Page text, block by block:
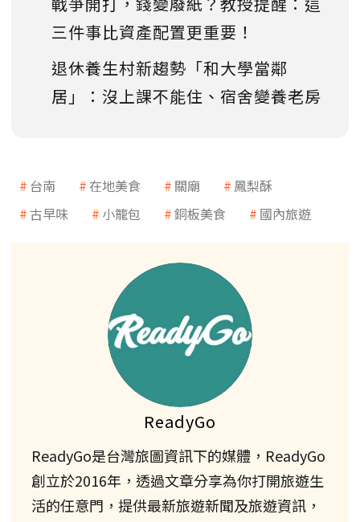
三件事比資產配置更重要！
退休養生村新趨勢「和大學當鄰
居」：沒上課不能住、宿舍變養老房
台南 在地美食 關廟
鳳梨酥
古早味
小籠包 銅板美食 國內旅遊
ReadyGo
ReadyGo是台灣旅圖資訊下的媒體，ReadyGo
創立於2016年，透過文章分享為你打開旅遊生
活的任意門，提供最新旅遊新聞及旅遊資訊，